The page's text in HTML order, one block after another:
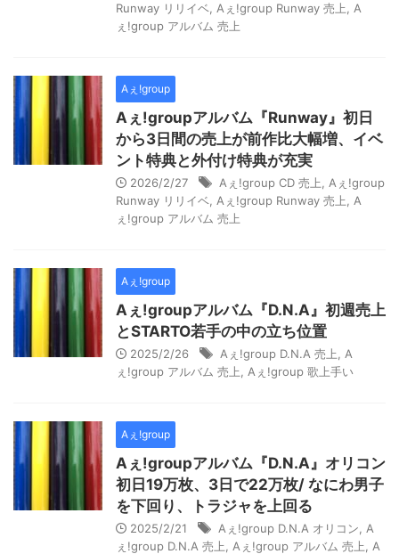
Runway リリイベ Aぇ!group Runway 売上
A
ぇ!group アルバム 売上
Aぇ!group
Aぇ!groupアルバム『Runway』初日
から3日間の売上が前作比大幅増、イベ
ント特典と外付け特典が充実
2026/2/27 Aぇ!group CD 売上
Aぇ!group
Runway リリイベ Aぇ!group Runway 売上
A
ぇ!group アルバム 売上
Aぇ!group
Aぇ!groupアルバム『D.N.A』初週売上
とSTARTO若手の中の立ち位置
2025/2/26 Aぇ!group D.N.A 売上
A
ぇ!group アルバム 売上
Aぇ!group 歌上手い
Aぇ!group
Aぇ!groupアルバム『D.N.A』オリコン
初日19万枚、3日で22万枚/ なにわ男子
を下回り、トラジャを上回る
2025/2/21 Aぇ!group D.N.A オリコン
A
ぇ!group D.N.A 売上
Aぇ!group アルバム 売上
A